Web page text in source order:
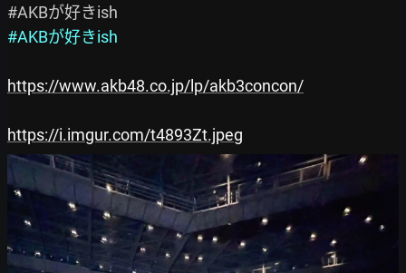
#AKBが好きish
https://www.akb48.co.jp/lp/akb3concon/
https://i.imgur.com/t4893Zt.jpeg